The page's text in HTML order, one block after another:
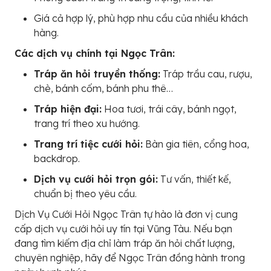
Giá cả hợp lý, phù hợp nhu cầu của nhiều khách
hàng.
Các dịch vụ chính tại Ngọc Trân:
Tráp ăn hỏi truyền thống: Tráp trầu cau, rượu,
chè, bánh cốm, bánh phu thê…
Tráp hiện đại: Hoa tươi, trái cây, bánh ngọt,
trang trí theo xu hướng.
Trang trí tiệc cưới hỏi: Bàn gia tiên, cổng hoa,
backdrop.
Dịch vụ cưới hỏi trọn gói: Tư vấn, thiết kế,
chuẩn bị theo yêu cầu.
Dịch Vụ Cưới Hỏi Ngọc Trân tự hào là đơn vị cung
cấp dịch vụ cưới hỏi uy tín tại Vũng Tàu. Nếu bạn
đang tìm kiếm địa chỉ làm tráp ăn hỏi chất lượng,
chuyên nghiệp, hãy để Ngọc Trân đồng hành trong